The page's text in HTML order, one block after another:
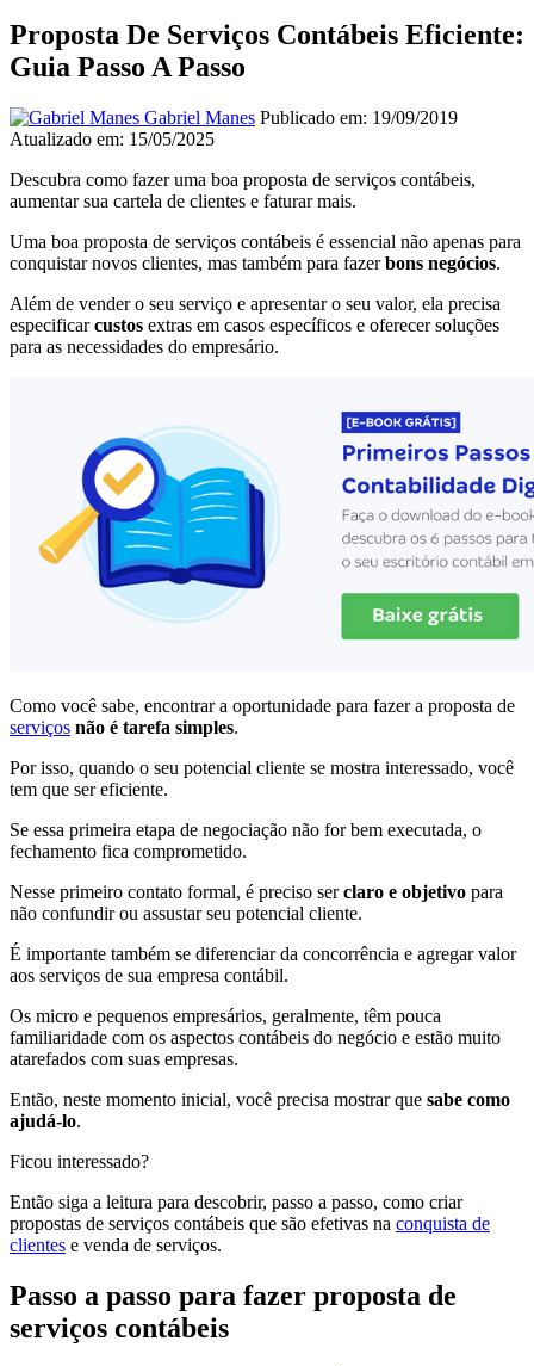
Proposta De Serviços Contábeis Eficiente:
Guia Passo A Passo
Gabriel Manes Publicado em: 19/09/2019
Atualizado em: 15/05/2025
Descubra como fazer uma boa proposta de serviços contábeis,
aumentar sua cartela de clientes e faturar mais.
Uma boa proposta de serviços contábeis é essencial não apenas para
conquistar novos clientes, mas também para fazerbons negócios.
Além de vender o seu serviço e apresentar o seu valor, ela precisa
especificarcustos extras em casos específicos e oferecer soluções
para as necessidades do empresário.
Como você sabe, encontrar a oportunidade para fazer a proposta de
serviços não é tarefa simples.
Por isso, quando o seu potencial cliente se mostra interessado, você
tem que ser eficiente.
Se essa primeira etapa de negociação não for bem executada, o
fechamento fica comprometido.
Nesse primeiro contato formal, é preciso serclaro e objetivo para
não confundir ou assustar seu potencial cliente.
É importante também se diferenciar da concorrência e agregar valor
aos serviços de sua empresa contábil.
Os micro e pequenos empresários, geralmente, têm pouca
familiaridade com os aspectos contábeis do negócio e estão muito
atarefados com suas empresas.
Então, neste momento inicial, você precisa mostrar que sabe como
ajudá-lo.
Ficou interessado?
Então siga a leitura para descobrir, passo a passo, como criar
propostas de serviços contábeis que são efetivas na conquista de
clientes e venda de serviços.
Passo a passo para fazer proposta de
serviços contábeis